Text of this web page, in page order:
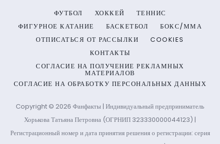
ФУТБОЛ ХОККЕЙ
ТЕННИС
ФИГУРНОЕ КАТАНИЕ
БАСКЕТБОЛ
БОКС/ММА
ОТПИСАТЬСЯ ОТ РАССЫЛКИ
COOKIES
КОНТАКТЫ
СОГЛАСИЕ НА ПОЛУЧЕНИЕ РЕКЛАМНЫХ
МАТЕРИАЛОВ
СОГЛАСИЕ НА ОБРАБОТКУ ПЕРСОНАЛЬНЫХ ДАННЫХ
Copyright © 2026 Фанфакты | Индивидуальный предприниматель
Хорькова Татьяна Петровна (ОГРНИП 323330000044123) |
Регистрационный номер и дата принятия решения о регистрации: серия